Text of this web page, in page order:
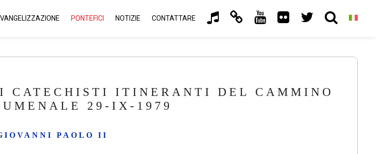
PONTEFICI NOTIZIE CONTATTARE
CATECHISTI ITINERANTI DEL CAMMINO
29-IX-1979
PAOLO II